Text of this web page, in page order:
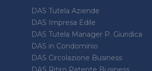
DAS Tutela Aziende
DAS Impresa Edile
DAS Tutela Manager P. Giuridica
DAS in Condominio
DAS Circolazione Business